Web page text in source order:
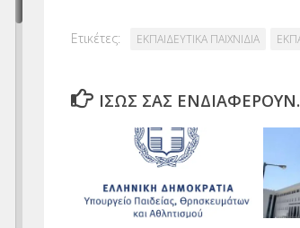
Ετικέτες: ΕΚΠΑΙΔΕΥΤΙΚΑ ΠΑΙΧΝΙΔΙΑ
ΊΣΩΣ ΣΑΣ